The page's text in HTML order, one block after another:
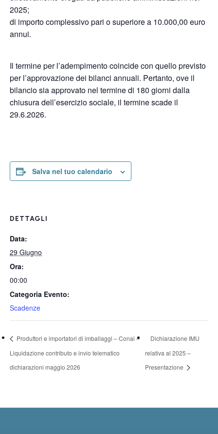
2025;
di importo complessivo pari o superiore a 10.000,00 euro
annui.
Il termine per l’adempimento coincide con quello previsto
per l’approvazione dei bilanci annuali. Pertanto, ove il
bilancio sia approvato nel termine di 180 giorni dalla
chiusura dell’esercizio sociale, il termine scade il
29.6.2026.
Salva nel tuo calendario
DETTAGLI
Data:
29 Giugno
Ora:
00:00
Categoria Evento:
Scadenze
Produttori e importatori di imballaggi – Conai –
Liquidazione contributo e invio telematico
dichiarazioni maggio 2026
Dichiarazione IMU
relativa al 2025 –
Presentazione